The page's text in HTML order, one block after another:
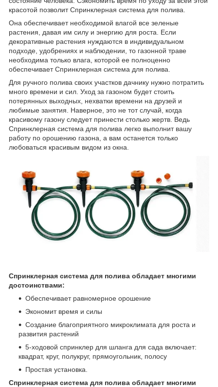
красотой позволит Спринклерная система для полива.
Она обеспечивает необходимой влагой все зеленые
растения, давая им силу и энергию для роста. Если
декоративные растения нуждаются в индивидуальном
подходе, удобрениях и наблюдении, то газонной траве
необходима только влага, которой ее полноценно
обеспечивает Спринклерная система для полива.
Для ручного полива своих участков дачнику нужно потратить
много времени и сил. Уход за газоном будет стоить
потерянных выходных, нехватки времени на друзей и
любимые занятия. Наверное, это не тот случай, когда
красивому газону следует принести столько жертв. Ведь
Спринклерная система для полива легко выполнит вашу
работу по орошению газона, а вам останется только
любоваться красивым видом из окна.
Спринклерная система для полива обладает многими
достоинствами:
Обеспечивает равномерное орошение
Экономит время и силы
Создание благоприятного микроклимата для роста и
развития растений
5-ходовой спринклер для шланга для сада включает:
квадрат, круг, полукруг, прямоугольник, полосу
Простая установка.
Спринклерная система для полива обладает многими